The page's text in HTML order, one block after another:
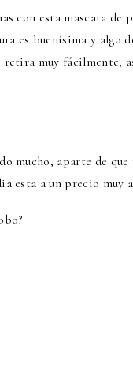
con esta mascara de
es buenísima y algo
retira muy fácilmente,
mucho, aparte de que
esta a un precio muy